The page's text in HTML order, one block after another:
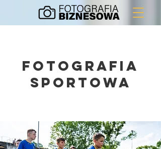
fotografia
sportowa